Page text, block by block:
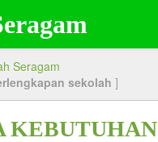
Seragam
sekolah ]
KEBUTUHAN